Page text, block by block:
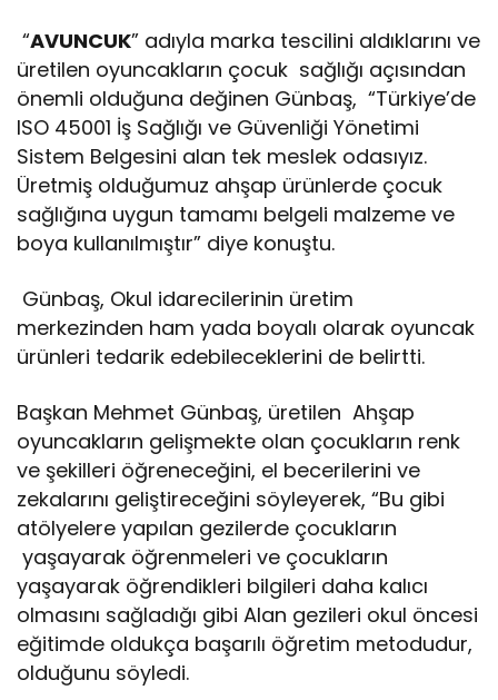
“AVUNCUK” adıyla marka tescilini aldıklarını ve
üretilen oyuncakların çocuk sağlığı açısından
önemli olduğuna değinen Günbaş, “Türkiye’de
ISO 45001 İş Sağlığı ve Güvenliği Yönetimi
Sistem Belgesini alan tek meslek odasıyız.
Üretmiş olduğumuz ahşap ürünlerde çocuk
sağlığına uygun tamamı belgeli malzeme ve
boya kullanılmıştır” diye konuştu.
Günbaş, Okul idarecilerinin üretim
merkezinden ham yada boyalı olarak oyuncak
ürünleri tedarik edebileceklerini de belirtti.
Başkan Mehmet Günbaş, üretilen Ahşap
oyuncakların gelişmekte olan çocukların renk
ve şekilleri öğreneceğini, el becerilerini ve
zekalarını geliştireceğini söyleyerek, “Bu gibi
atölyelere yapılan gezilerde çocukların
yaşayarak öğrenmeleri ve çocukların
yaşayarak öğrendikleri bilgileri daha kalıcı
olmasını sağladığı gibi Alan gezileri okul öncesi
eğitimde oldukça başarılı öğretim metodudur,
olduğunu söyledi.